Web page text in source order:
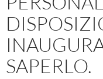
SAPERLO.